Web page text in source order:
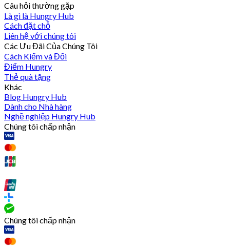
Câu hỏi thường gặp
Là gì là Hungry Hub
Cách đặt chỗ
Liên hệ với chúng tôi
Các Ưu Đãi Của Chúng Tôi
Cách Kiếm và Đổi
Điểm Hungry
Thẻ quà tặng
Khác
Blog Hungry Hub
Dành cho Nhà hàng
Nghề nghiệp Hungry Hub
Chúng tôi chấp nhận
Chúng tôi chấp nhận